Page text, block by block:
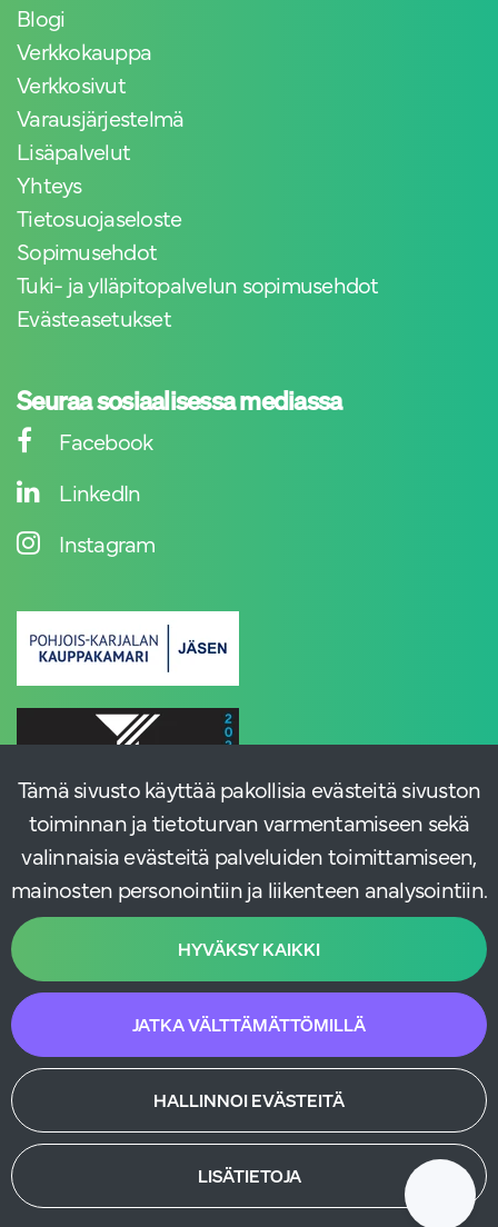
Tämä sivusto käyttää pakollisia evästeitä sivuston
toiminnan ja tietoturvan varmentamiseen sekä
valinnaisia evästeitä palveluiden toimittamiseen,
mainosten personointiin ja liikenteen analysointiin.
HYVÄKSY KAIKKI
JATKA VÄLTTÄMÄTTÖMILLÄ
HALLINNOI EVÄSTEITÄ
LISÄTIETOJA
Blogi
Verkkokauppa
Verkkosivut
Varausjärjestelmä
Lisäpalvelut
Yhteys
Tietosuojaseloste
Sopimusehdot
Tuki- ja ylläpitopalvelun sopimusehdot
Evästeasetukset
Seuraa sosiaalisessa mediassa
Facebook
LinkedIn
Instagram
Käytämme markkinnoinnissa ja viestinnässä moderneja tekoälytyökaluja.